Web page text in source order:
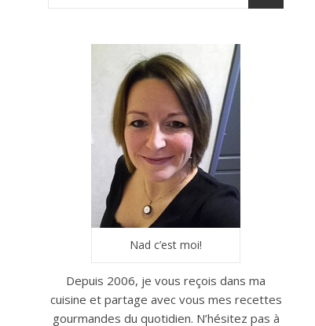
Nad c’est moi!
Depuis 2006, je vous reçois dans ma
cuisine et partage avec vous mes recettes
gourmandes du quotidien. N’hésitez pas à